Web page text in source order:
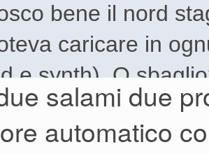
bene il nord
caricare in
e synth). O
nuovo hanno
o no? Per
salami due
automatico